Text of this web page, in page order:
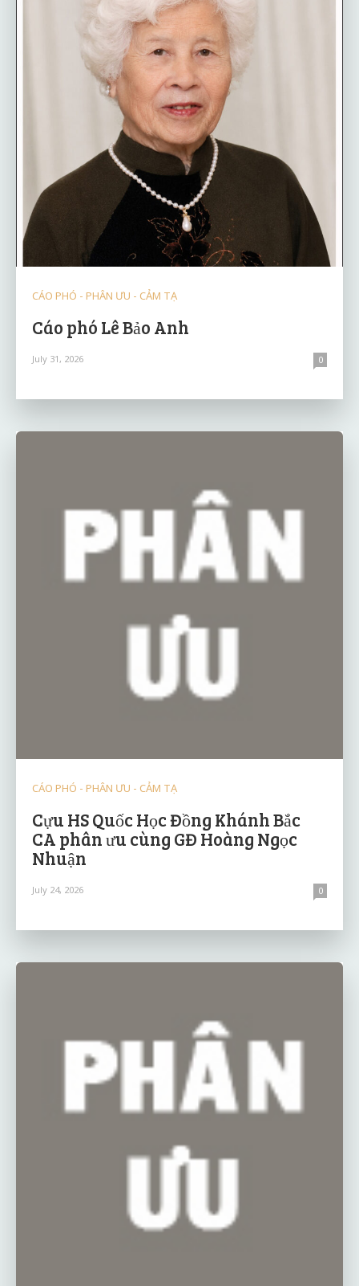
CÁO PHÓ - PHÂN ƯU - CẢM TẠ
Cáo phó Lê Bảo Anh
July 31, 2026 0
CÁO PHÓ - PHÂN ƯU - CẢM TẠ
Cựu HS Quốc Học Đồng Khánh Bắc
CA phân ưu cùng GĐ Hoàng Ngọc
Nhuận
July 24, 2026 0